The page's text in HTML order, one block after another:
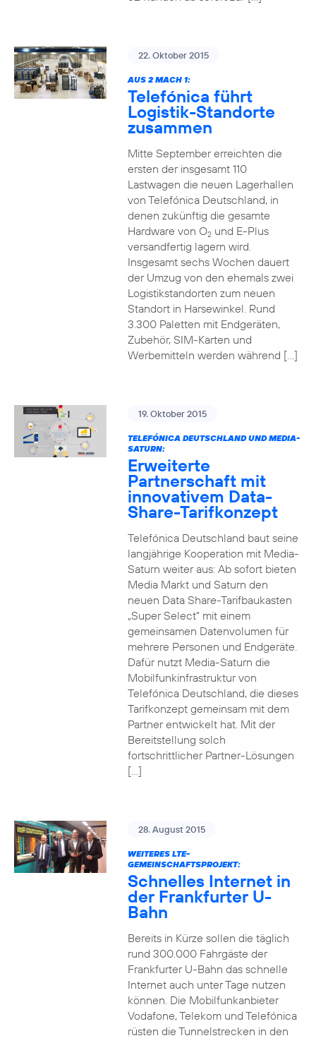
22. Oktober 2015
AUS 2 MACH 1:
Telefónica führt
Logistik-Standorte
zusammen
Mitte September erreichten die
ersten der insgesamt 110
Lastwagen die neuen Lagerhallen
von Telefónica Deutschland, in
denen zukünftig die gesamte
Hardware von O2und E-Plus
versandfertig lagern wird.
Insgesamt sechs Wochen dauert
der Umzug von den ehemals zwei
Logistikstandorten zum neuen
Standort in Harsewinkel. Rund
3.300 Paletten mit Endgeräten,
Zubehör, SIM-Karten und
Werbemitteln werden während […]
19. Oktober 2015
TELEFÓNICA DEUTSCHLAND UND MEDIA-
SATURN:
Erweiterte
Partnerschaft mit
innovativem Data-
Share-Tarifkonzept
Telefónica Deutschland baut seine
langjährige Kooperation mit Media-
Saturn weiter aus: Ab sofort bieten
Media Markt und Saturn den
neuen Data Share-Tarifbaukasten
„Super Select“ mit einem
gemeinsamen Datenvolumen für
mehrere Personen und Endgeräte.
Dafür nutzt Media-Saturn die
Mobilfunkinfrastruktur von
Telefónica Deutschland, die dieses
Tarifkonzept gemeinsam mit dem
Partner entwickelt hat. Mit der
Bereitstellung solch
fortschrittlicher Partner-Lösungen
[…]
28. August 2015
WEITERES LTE-
GEMEINSCHAFTSPROJEKT:
Schnelles Internet in
der Frankfurter U-
Bahn
Bereits in Kürze sollen die täglich
rund 300.000 Fahrgäste der
Frankfurter U-Bahn das schnelle
Internet auch unter Tage nutzen
können. Die Mobilfunkanbieter
Vodafone, Telekom und Telefónica
rüsten die Tunnelstrecken in den